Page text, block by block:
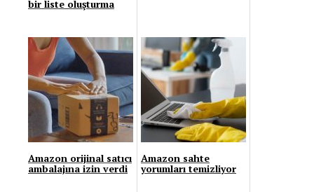
bir liste oluşturma
Amazon orijinal satıcı
ambalajına izin verdi
Amazon sahte
yorumları temizliyor